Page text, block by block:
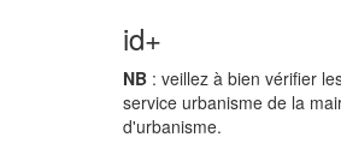
id+
NB : veillez à bien vérifier
service urbanisme de la
d'urbanisme.